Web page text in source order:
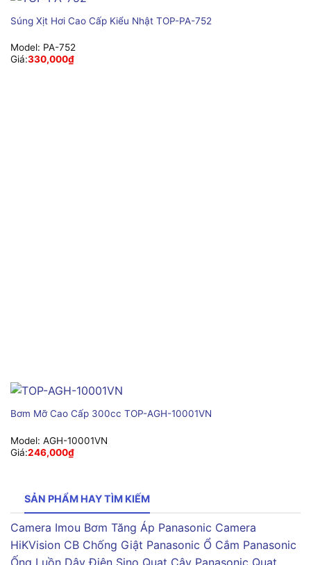
Súng Xịt Hơi Cao Cấp Kiểu Nhật TOP-PA-752
Model: PA-752
Giá:330,000₫
Bơm Mỡ Cao Cấp 300cc TOP-AGH-10001VN
Model: AGH-10001VN
Giá:246,000₫
SẢN PHẨM HAY TÌM KIẾM
Camera Imou Bơm Tăng Áp Panasonic Camera
HiKVision CB Chống Giật Panasonic Ổ Cắm Panasonic
Ống Luồn Dây Điện Sino Quạt Cây Panasonic Quạt